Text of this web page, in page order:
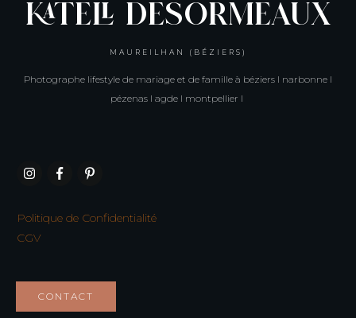
KATELL DESORMEAUX
MAUREILHAN (BÉZIERS)
Photographe lifestyle de mariage et de famille à béziers I narbonne I
pézenas I agde I montpellier I
Politique de Confidentialité
CGV
CONTACT